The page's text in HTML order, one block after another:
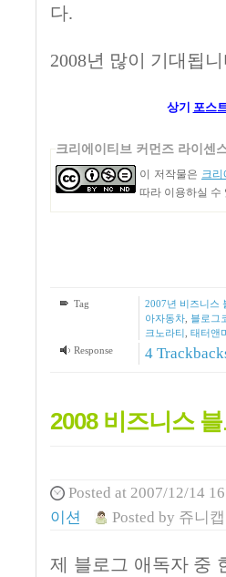
다.
2008년 많이 기대됩
상기 포스
크리에이티브 커먼즈 라이센
이 저작물은 크
따라 이용하실 수
Tag 2007년 비즈니스
아자동차, 블로그
크노라티 태터앤
Response
4
2008 비즈니스
Posted at 2007/12/14
이션
Posted by 쥬니캡
제 블로그 애독자 중